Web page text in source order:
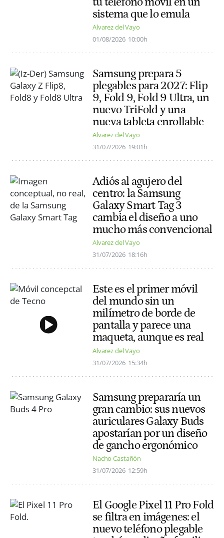
sistema que lo emula
Alvarez del Vayo
01/08/2026 10:00h
Samsung prepara 5
plegables para 2027: Flip
9, Fold 9, Fold 9 Ultra, un
nuevo TriFold y una
nueva tableta enrollable
Alvarez del Vayo
31/07/2026 19:01h
Adiós al agujero del
centro: la Samsung
Galaxy Smart Tag 3
cambia el diseño a uno
mucho más convencional
Alvarez del Vayo
31/07/2026 18:16h
Este es el primer móvil
del mundo sin un
milímetro de borde de
pantalla y parece una
maqueta, aunque es real
Alvarez del Vayo
31/07/2026 15:34h
Samsung prepararía un
gran cambio: sus nuevos
auriculares Galaxy Buds
apostarían por un diseño
de gancho ergonómico
Nacho Castañón
31/07/2026 12:59h
El Google Pixel 11 Pro Fold
se filtra en imágenes: el
nuevo teléfono plegable